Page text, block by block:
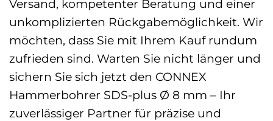
Versand, kompetenter Beratung und einer
unkomplizierten Rückgabemöglichkeit. Wir
möchten, dass Sie mit Ihrem Kauf rundum
zufrieden sind. Warten Sie nicht länger und
sichern Sie sich jetzt den CONNEX
Hammerbohrer SDS-plus Ø 8 mm – Ihr
zuverlässiger Partner für präzise und